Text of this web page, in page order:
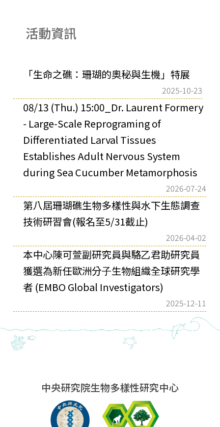
活動資訊
「生命之礁：珊瑚的奧秘與生機」特展
2025-10-23
08/13 (Thu.) 15:00_Dr. Laurent Formery
- Large-Scale Reprograming of
Differentiated Larval Tissues
Establishes Adult Nervous System
during Sea Cucumber Metamorphosis
2026-07-24
第八屆珊瑚礁生物多樣性與水下生態調查
技術研習會(報名至5/31截止)
2026-04-02
本中⼼陳可萱副研究員與駱⼄君助研究員
獲選為新任歐洲分⼦⽣物組織全球研究學
者 (EMBO Global Investigators)
2025-12-11
中央研究院生物多樣性研究中心